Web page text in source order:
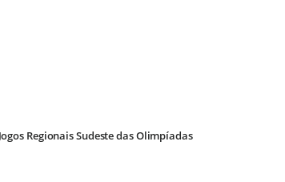
Regionais Sudeste das Olimpíadas